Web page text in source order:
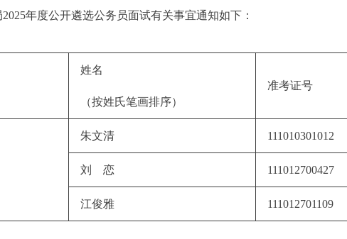
年度公开遴选公务员面试有关事宜通知如下：
姓名
（按姓氏笔画排序）
准考证号
朱文清 111010301012
刘 恋 111012700427
江俊雅 111012701109